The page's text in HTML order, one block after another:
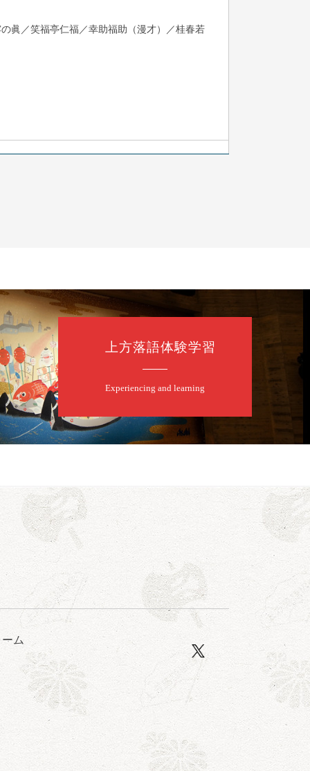
眞／笑福亭仁福／幸助福助（漫才）／桂春若
番」
眞／笑福亭仁福／幸助福助（漫才）／桂春若
上方落語体験学習
Experiencing and learning
ム